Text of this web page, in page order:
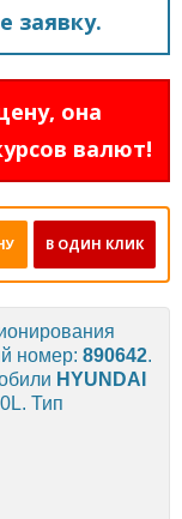
заявку.
она
валют!
В ОДИН КЛИК
номер: 890642.
HYUNDAI
Тип